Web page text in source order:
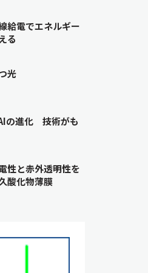
給電でエネルギー
る
光
の進化 技術がも
性と赤外透明性を
酸化物薄膜